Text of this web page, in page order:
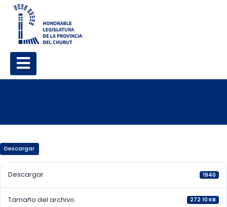
Descargar
Descargar 1940
Tamaño del archivo 272.10 KB